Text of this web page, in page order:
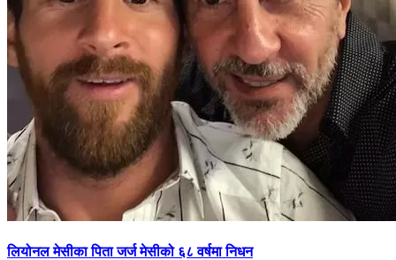
लियोनल मेसीका पिता जर्ज मेसीको ६८ वर्षमा निधन